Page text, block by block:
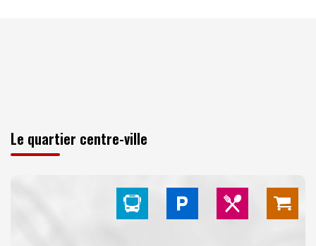
Le quartier centre-ville